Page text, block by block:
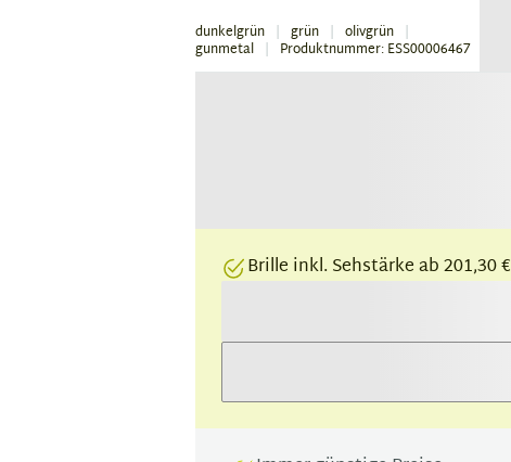
dunkelgrün grün olivgrün
gunmetal Produktnummer: ESS00006467
Brille inkl. Sehstärke ab 201,30 €